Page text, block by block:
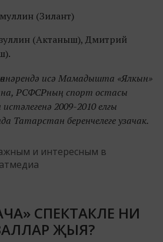
(Зилант)
(Актаныш), Дмитрий
исә Мамадышта «Ялкын»
РСФСРның спорт остасы
2009-2010 елгы
Татарстан беренчелеге узачак.
и интересным в
СПЕКТАКЛЕ НИ
ҖЫЯ?